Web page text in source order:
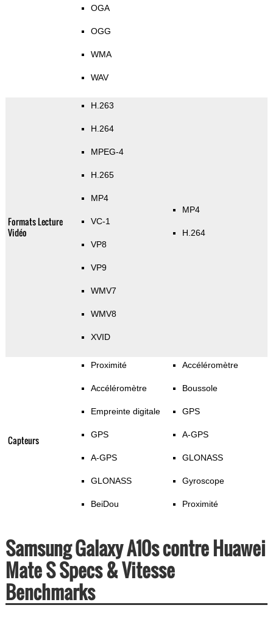
OGA
OGG
WMA
WAV
Formats Lecture
Vidéo
H.263
H.264
MPEG-4
H.265
MP4
VC-1
VP8
VP9
WMV7
WMV8
XVID
MP4
H.264
Capteurs
Proximité
Accéléromètre
Empreinte digitale
GPS
A-GPS
GLONASS
BeiDou
Accéléromètre
Boussole
GPS
A-GPS
GLONASS
Gyroscope
Proximité
Samsung Galaxy A10s contre Huawei
Mate S Specs & Vitesse
Benchmarks